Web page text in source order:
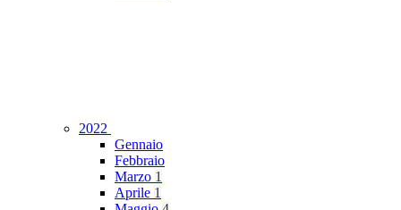
2022
Gennaio
Febbraio
Marzo 1
Aprile 1